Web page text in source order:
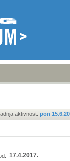
aktivnost: pon
17.4.2017.